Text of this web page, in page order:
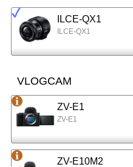
ILCE-QX1
ILCE-QX1
VLOGCAM
ZV-E1
ZV-E1
ZV-E10M2